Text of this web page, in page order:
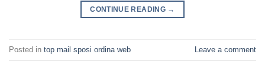
CONTINUE READING →
Posted in top mail sposi ordina web Leave a comment